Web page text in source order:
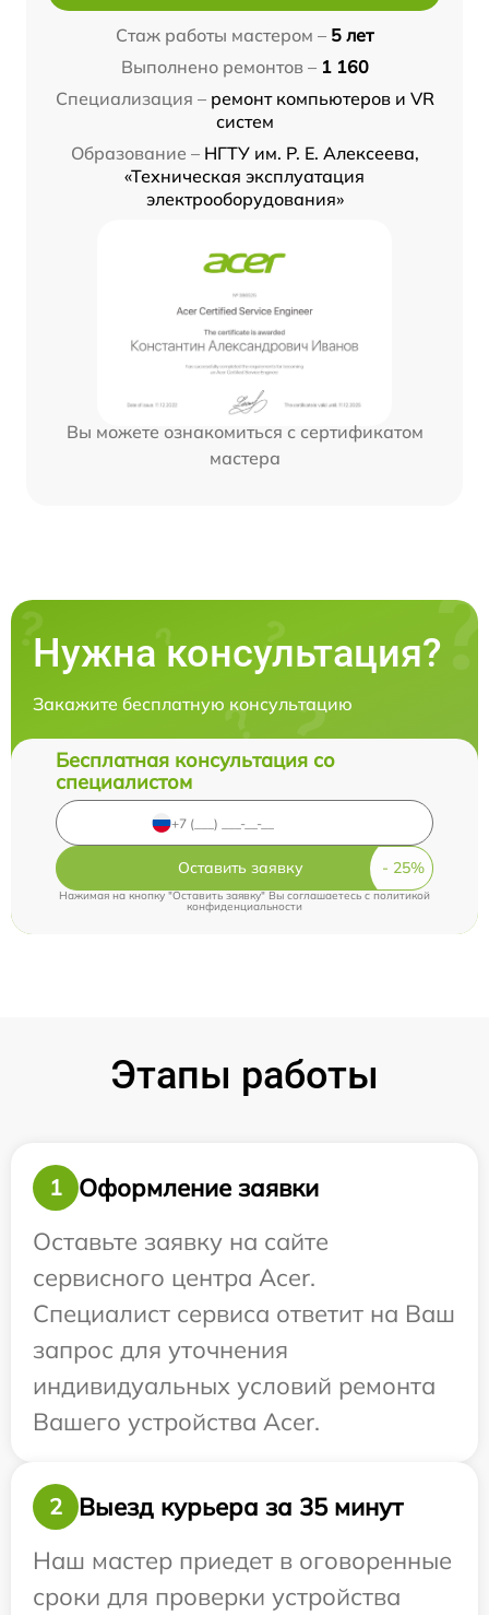
Стаж работы мастером – 5 лет
Выполнено ремонтов – 1 160
Специализация – ремонт компьютеров и VR
систем
Образование – НГТУ им. Р. Е. Алексеева,
«Техническая эксплуатация
электрооборудования»
Вы можете ознакомиться с сертификатом
мастера
Нужна консультация?
Закажите бесплатную консультацию
Бесплатная консультация со
специалистом
Оставить заявку
Нажимая на кнопку "Оставить заявку" Вы соглашаетесь cполитикой
конфиденциальности
Этапы работы
1
Оформление заявки
Оставьте заявку на сайте
сервисного центра Acer.
Специалист сервиса ответит на Ваш
запрос для уточнения
индивидуальных условий ремонта
Вашего устройства Acer.
2
Выезд курьера за 35 минут
Наш мастер приедет в оговоренные
сроки для проверки устройства